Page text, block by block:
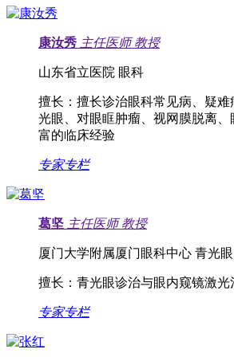
康汝秀 主任医师 教授
山东省立医院 眼科
擅长： 擅长诊治眼科常见病、疑
光眼、对眼眶肿瘤、视网膜脱离
富的临床经验
专家专栏
葛坚 主任医师 教授
厦门大学附属厦门眼科中心 青光眼
擅长： 青光眼诊治与眼内窥镜激光
专家专栏